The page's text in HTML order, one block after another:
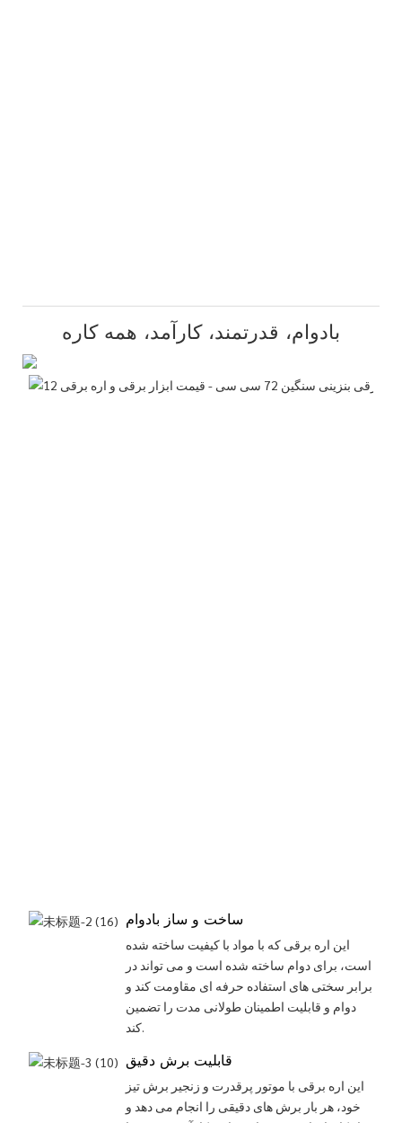
بادوام، قدرتمند، کارآمد، همه کاره
ساخت و ساز بادوام
این اره برقی که با مواد با کیفیت ساخته شده
است، برای دوام ساخته شده است و می تواند در
برابر سختی های استفاده حرفه ای مقاومت کند و
دوام و قابلیت اطمینان طولانی مدت را تضمین
کند.
قابلیت برش دقیق
این اره برقی با موتور پرقدرت و زنجیر برش تیز
خود، هر بار برش های دقیقی را انجام می دهد و